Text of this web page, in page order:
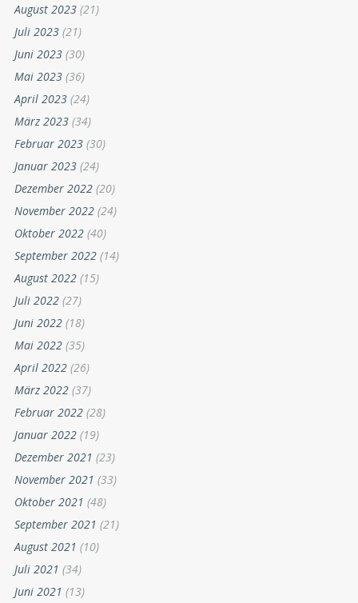
August 2023 (21)
Juli 2023 (21)
Juni 2023 (30)
Mai 2023 (36)
April 2023 (24)
März 2023 (34)
Februar 2023 (30)
Januar 2023 (24)
Dezember 2022 (20)
November 2022 (24)
Oktober 2022 (40)
September 2022 (14)
August 2022 (15)
Juli 2022 (27)
Juni 2022 (18)
Mai 2022 (35)
April 2022 (26)
März 2022 (37)
Februar 2022 (28)
Januar 2022 (19)
Dezember 2021 (23)
November 2021 (33)
Oktober 2021 (48)
September 2021 (21)
August 2021 (10)
Juli 2021 (34)
Juni 2021 (13)